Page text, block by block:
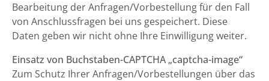
Bearbeitung der Anfragen/Vorbestellung für den Fall
von Anschlussfragen bei uns gespeichert. Diese
Daten geben wir nicht ohne Ihre Einwilligung weiter.
Einsatz von Buchstaben-CAPTCHA „captcha-image“
Zum Schutz Ihrer Anfragen/Vorbestellungen über das